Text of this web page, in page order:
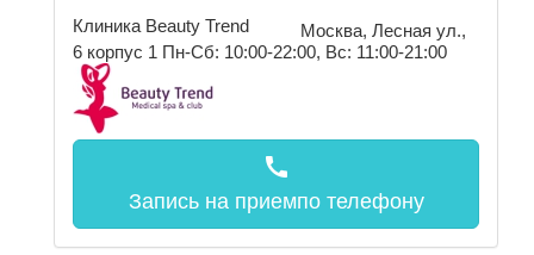
Клиника Beauty Trend
Москва, Лесная ул.,
6 корпус 1 Пн-Сб: 10:00-22:00, Вс: 11:00-21:00
call
Запись на приемпо телефону